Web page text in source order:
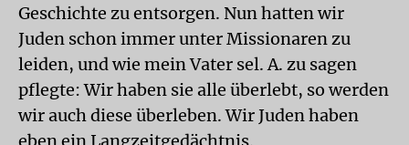
Geschichte zu entsorgen. Nun hatten wir
Juden schon immer unter Missionaren zu
leiden, und wie mein Vater sel. A. zu sagen
pflegte: Wir haben sie alle überlebt, so werden
wir auch diese überleben. Wir Juden haben